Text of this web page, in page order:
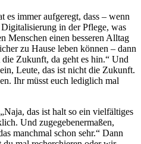
es immer aufgeregt, dass – wenn
in der Pflege, was
Menschen einen besseren Alltag
zu Hause leben können – dann
Zukunft, da geht es hin.“ Und
Leute, das ist nicht die Zukunft.
Ihr müsst euch lediglich mal
das ist halt so ein vielfältiges
Und zugegebenermaßen,
manchmal schon sehr.“ Dann